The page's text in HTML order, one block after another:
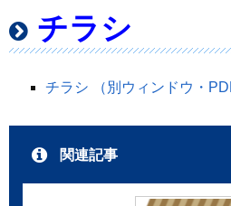
チラシ
チラシ （別ウィンドウ・
関連記事